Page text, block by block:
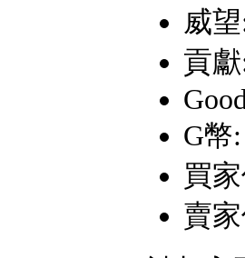
威
貢
G幣
買
賣